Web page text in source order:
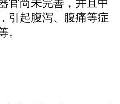
官尚未完善，并且中
引起腹泻、腹痛等症
。